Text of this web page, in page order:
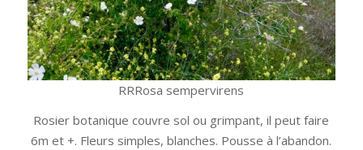
RRRosa sempervirens
Rosier botanique couvre sol ou grimpant, il peut faire
6m et +. Fleurs simples, blanches. Pousse à l’abandon.